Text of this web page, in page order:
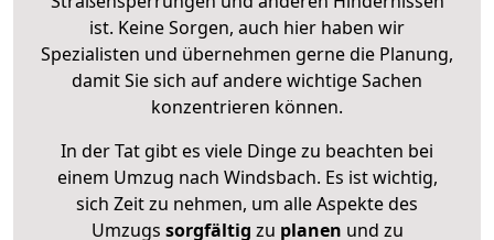
ist. Keine Sorgen, auch hier haben wir
Spezialisten und übernehmen gerne die Planung,
damit Sie sich auf andere wichtige Sachen
konzentrieren können.
In der Tat gibt es viele Dinge zu beachten bei
einem Umzug nach Windsbach. Es ist wichtig,
sich Zeit zu nehmen, um alle Aspekte des
Umzugs sorgfältig zu planen und zu